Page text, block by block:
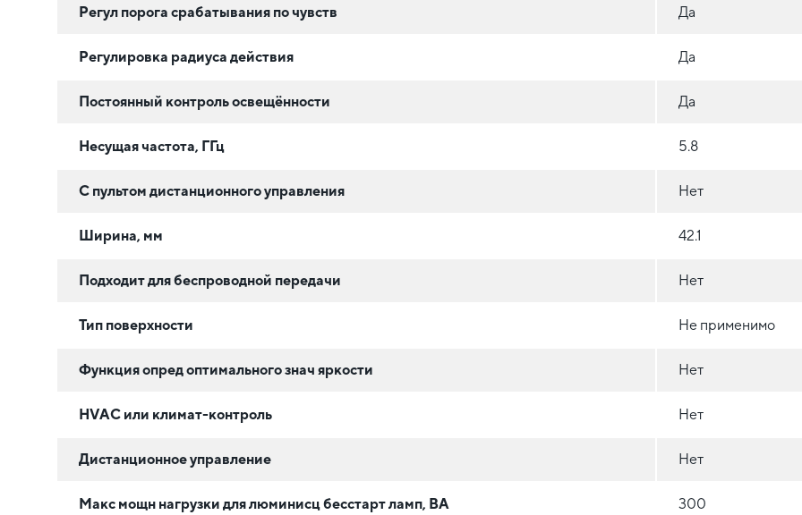
Регул порога срабатывания по чувств Да
Регулировка радиуса действия Да
Постоянный контроль освещённости Да
Несущая частота, ГГц 5.8
С пультом дистанционного управления Нет
Ширина, мм 42.1
Подходит для беспроводной передачи Нет
Тип поверхности Не применимо
Функция опред оптимального знач яркости Нет
HVAC или климат-контроль Нет
Дистанционное управление Нет
Макс мощн нагрузки для люминисц бесстарт ламп, ВА 300